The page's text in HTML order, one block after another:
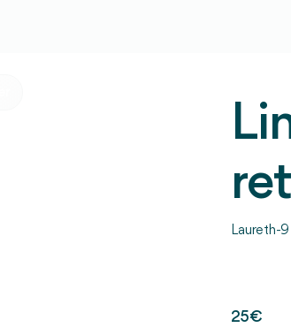
Laureth-9
25€